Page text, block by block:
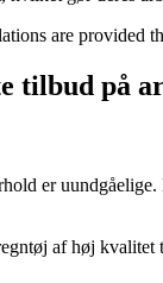
are provided
tilbud på
er
af høj